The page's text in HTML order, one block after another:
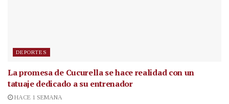
DEPORTES
La promesa de Cucurella se hace realidad con un
tatuaje dedicado a su entrenador
HACE 1 SEMANA